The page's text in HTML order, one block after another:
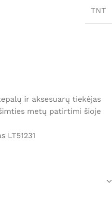
TNT
ir aksesuarų tiekėjas
metų patirtimi šioje
LT51231